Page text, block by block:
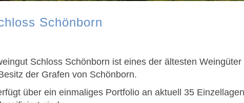
Schönborn
Schloss Schönborn ist eines der ältesten
der Grafen von Schönborn.
über ein einmaliges Portfolio an aktuell 35